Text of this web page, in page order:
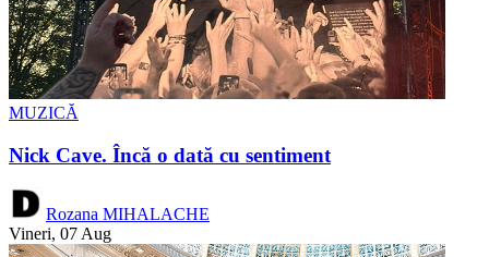
MUZICĂ
Nick Cave. Încă o dată cu sentiment
Rozana MIHALACHE
Vineri, 07 Aug